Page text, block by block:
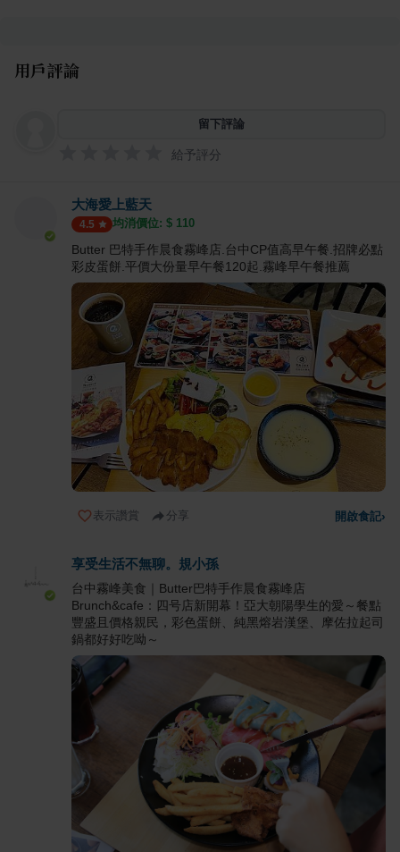
用戶評論
留下評論
給予評分
大海愛上藍天
4.5 均消價位: $ 110
Butter 巴特手作晨食霧峰店.台中CP值高早午餐.招牌必點
彩皮蛋餅.平價大份量早午餐120起.霧峰早午餐推薦
表示讚賞 分享 開啟食記›
享受生活不無聊。規小孫
台中霧峰美食｜Butter巴特手作晨食霧峰店
Brunch&cafe：四号店新開幕！亞大朝陽學生的愛～餐點
豐盛且價格親民，彩色蛋餅、純黑熔岩漢堡、摩佐拉起司
鍋都好好吃呦～